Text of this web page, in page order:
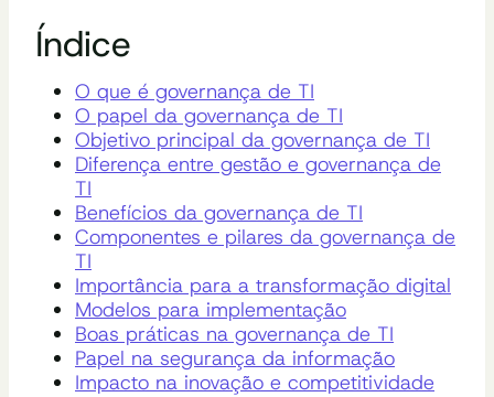
Índice
O que é governança de TI
O papel da governança de TI
Objetivo principal da governança de TI
Diferença entre gestão e governança de
TI
Benefícios da governança de TI
Componentes e pilares da governança de
TI
Importância para a transformação digital
Modelos para implementação
Boas práticas na governança de TI
Papel na segurança da informação
Impacto na inovação e competitividade